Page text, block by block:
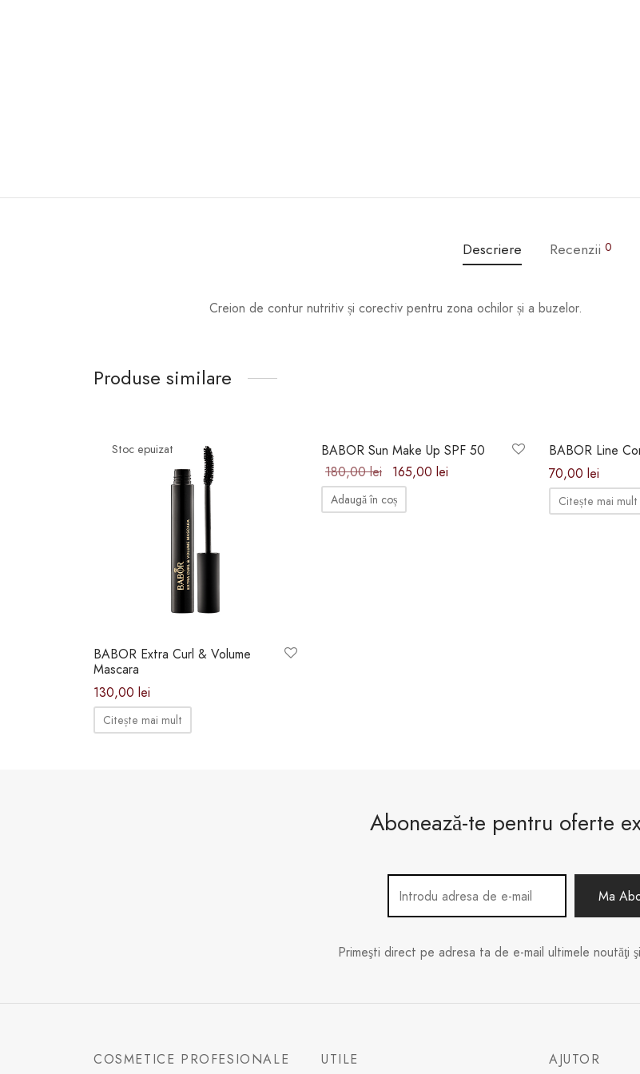
Descriere Recenzii 0
Creion de contur nutritiv și corectiv pentru zona ochilor și a buzelor.
Produse similare
Stoc epuizat
BABOR Extra Curl & Volume
Mascara
130,00 lei
Citește mai mult
BABOR Sun Make Up SPF 50
180,00lei
Prețul inițial
a fost:
180,00 lei.
165,00 lei
Adaugă în coș
BABOR Line
70,00 lei
Citește mai mult
Abonează-te pentru oferte
Primeşti direct pe adresa ta de e-mail ultimele noutăţi
COSMETICE PROFESIONALE UTILE AJUTOR